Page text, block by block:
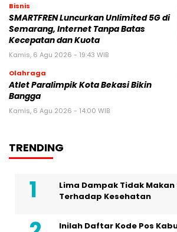
Bisnis
SMARTFREN Luncurkan Unlimited 5G di
Semarang, Internet Tanpa Batas
Kecepatan dan Kuota
Kamis, 6 Agu 2026 - 19:43 WIB
Olahraga
Atlet Paralimpik Kota Bekasi Bikin
Bangga
Kamis, 6 Agu 2026 - 14:00 WIB
TRENDING
Lima Dampak Tidak Makan
Terhadap Kesehatan
Inilah Daftar Kode Pos